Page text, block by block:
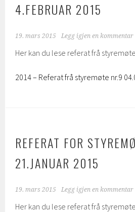
4.FEBRUAR 2015
19. mars 2015 Legg igjen en kommentar
Her kan du lese referat frå
2014 – Referat frå styremøte nr.9
REFERAT FOR
21.JANUAR 2015
19. mars 2015 Legg igjen en kommentar
Her kan du lese referat frå